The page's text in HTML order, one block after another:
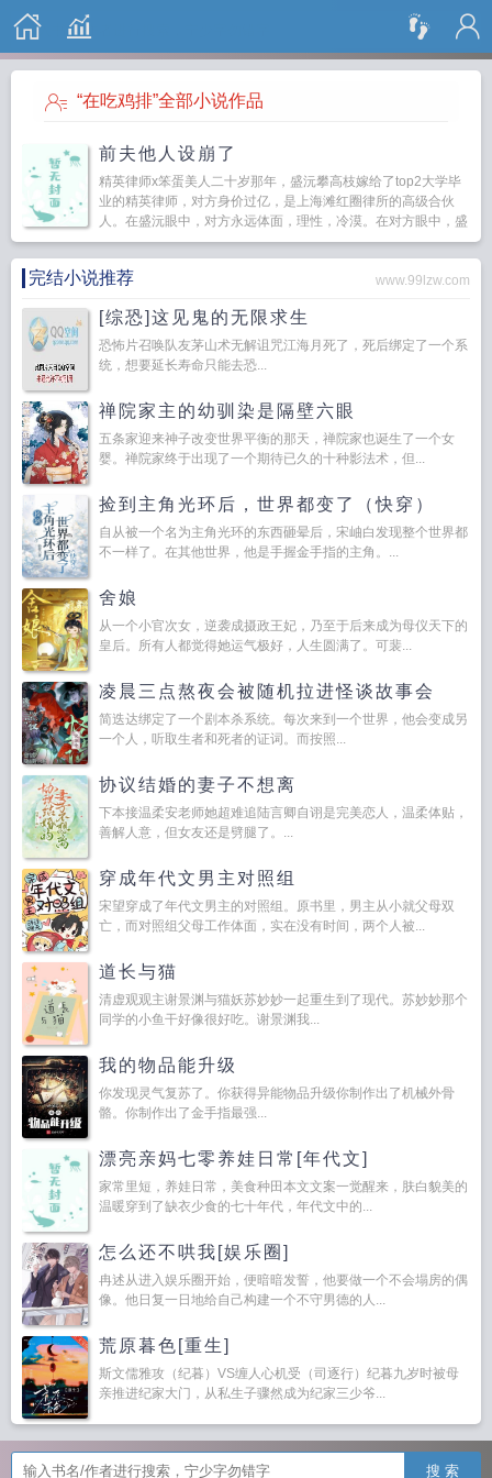
搜 索
“在吃鸡排”全部小说作品
前夫他人设崩了
精英律师x笨蛋美人二十岁那年，盛沅攀高枝嫁给了top2大学毕
业的精英律师，对方身价过亿，是上海滩红圈律所的高级合伙
人。在盛沅眼中，对方永远体面，理性，冷漠。在对方眼中，盛
沅永远无知，幼稚，冲动。...
完结小说推荐 www.99lzw.com
[综恐]这见鬼的无限求生
恐怖片召唤队友茅山术无解诅咒江海月死了，死后绑定了一个系
统，想要延长寿命只能去恐...
禅院家主的幼驯染是隔壁六眼
五条家迎来神子改变世界平衡的那天，禅院家也诞生了一个女
婴。禅院家终于出现了一个期待已久的十种影法术，但...
捡到主角光环后，世界都变了（快穿）
自从被一个名为主角光环的东西砸晕后，宋岫白发现整个世界都
不一样了。在其他世界，他是手握金手指的主角。...
舍娘
从一个小官次女，逆袭成摄政王妃，乃至于后来成为母仪天下的
皇后。所有人都觉得她运气极好，人生圆满了。可裴...
凌晨三点熬夜会被随机拉进怪谈故事会
简迭达绑定了一个剧本杀系统。每次来到一个世界，他会变成另
一个人，听取生者和死者的证词。而按照...
协议结婚的妻子不想离
下本接温柔安老师她超难追陆言卿自诩是完美恋人，温柔体贴，
善解人意，但女友还是劈腿了。...
穿成年代文男主对照组
宋望穿成了年代文男主的对照组。原书里，男主从小就父母双
亡，而对照组父母工作体面，实在没有时间，两个人被...
道长与猫
清虚观观主谢景渊与猫妖苏妙妙一起重生到了现代。苏妙妙那个
同学的小鱼干好像很好吃。谢景渊我...
我的物品能升级
你发现灵气复苏了。你获得异能物品升级你制作出了机械外骨
骼。你制作出了金手指最强...
漂亮亲妈七零养娃日常[年代文]
家常里短，养娃日常，美食种田本文文案一觉醒来，肤白貌美的
温暖穿到了缺衣少食的七十年代，年代文中的...
怎么还不哄我[娱乐圈]
冉述从进入娱乐圈开始，便暗暗发誓，他要做一个不会塌房的偶
像。他日复一日地给自己构建一个不守男德的人...
荒原暮色[重生]
斯文儒雅攻（纪暮）VS缠人心机受（司逐行）纪暮九岁时被母
亲推进纪家大门，从私生子骤然成为纪家三少爷...
搜 索